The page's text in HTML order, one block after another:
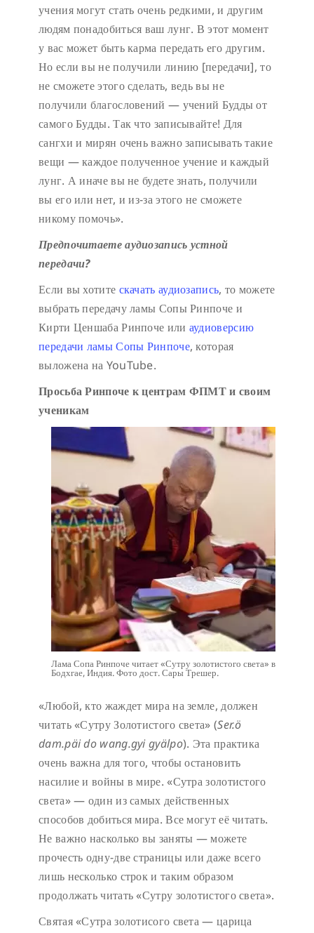
учения могут стать очень редкими, и другим
людям понадобиться ваш лунг. В этот момент
у вас может быть карма передать его другим.
Но если вы не получили линию [передачи], то
не сможете этого сделать, ведь вы не
получили благословений — учений Будды от
самого Будды. Так что записывайте! Для
сангхи и мирян очень важно записывать такие
вещи — каждое полученное учение и каждый
лунг. А иначе вы не будете знать, получили
вы его или нет, и из-за этого не сможете
никому помочь».
Предпочитаете аудиозапись устной
передачи?
Если вы хотите скачать аудиозапись, то можете
выбрать передачу ламы Сопы Ринпоче и
Кирти Ценшаба Ринпоче или аудиоверсию
передачи ламы Сопы Ринпоче, которая
выложена на YouTube.
Просьба Ринпоче к центрам ФПМТ и своим
ученикам
Лама Сопа Ринпоче читает «Сутру золотистого света» в
Бодхгае, Индия. Фото дост. Сары Трешер.
«Любой, кто жаждет мира на земле, должен
читать «Сутру Золотистого света» (Ser.ö
dam.päi do wang.gyi gyälpo). Эта практика
очень важна для того, чтобы остановить
насилие и войны в мире. «Сутра золотистого
света» — один из самых действенных
способов добиться мира. Все могут её читать.
Не важно насколько вы заняты — можете
прочесть одну-две страницы или даже всего
лишь несколько строк и таким образом
продолжать читать «Сутру золотистого света».
Святая «Сутра золотисого света — царица